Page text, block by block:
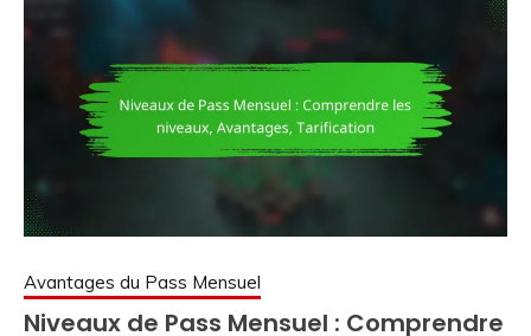
Avantages du Pass Mensuel
Niveaux de Pass Mensuel : Comprendre